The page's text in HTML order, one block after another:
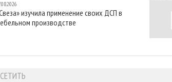
изучила применение своих ДСП в
производстве